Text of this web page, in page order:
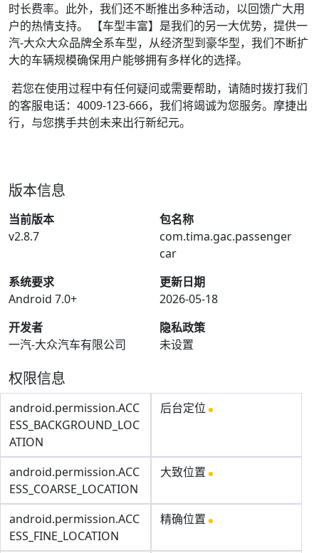
时长费率。此外，我们还不断推出多种活动，以回馈广大用
户的热情支持。 【车型丰富】是我们的另一大优势，提供一
汽-大众大众品牌全系车型，从经济型到豪华型，我们不断扩
大的车辆规模确保用户能够拥有多样化的选择。
若您在使用过程中有任何疑问或需要帮助，请随时拨打我们
的客服电话：4009-123-666，我们将竭诚为您服务。摩捷出
行，与您携手共创未来出行新纪元。
版本信息
当前版本
v2.8.7
包名称
com.tima.gac.passenger
car
系统要求
Android 7.0+
更新日期
2026-05-18
开发者
一汽-大众汽车有限公司
隐私政策
未设置
权限信息
android.permission.ACC
ESS_BACKGROUND_LOC
ATION
后台定位
android.permission.ACC
ESS_COARSE_LOCATION
大致位置
android.permission.ACC
ESS_FINE_LOCATION
精确位置